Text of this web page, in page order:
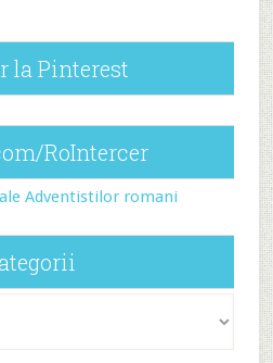
la Pinterest
RoIntercer
Adventistilor romani